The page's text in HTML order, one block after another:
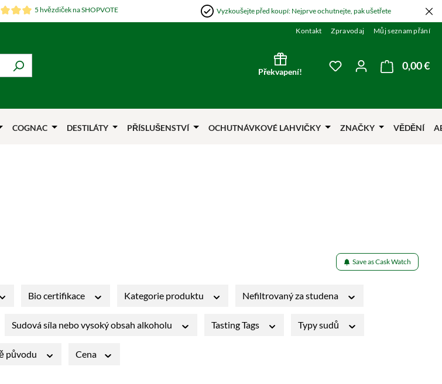
5 hvězdiček na SHOPVOTE Vyzkoušejte před koupí: Nejprve ochutnejte, pak ušetřete
Kontakt Zpravodaj Můj seznam přání
Překvapení!
Máte 0 položky v0,00 €
COGNAC DESTILÁTY PŘÍSLUŠENSTVÍ OCHUTNÁVKOVÉ LAHVIČKY ZNAČKY VĚDĚNÍ
Save as Cask Watch
Bio certifikace Kategorie produktu Nefiltrovaný za studena
Sudová síla nebo vysoký obsah alkoholu Tasting Tags Typy sudů
původu Cena